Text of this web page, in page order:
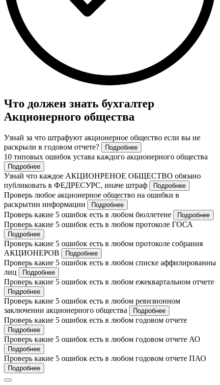
Что должен знать бухгалтер
Акционерного общества
Узнай за что штрафуют акционерное общество если вы не
раскрыли в годовом отчете?
Подробнее
10 типовых ошибок устава каждого акционерного общества
Подробнее
Узнай что каждое АКЦИОНРЕНОЕ ОБЩЕСТВО обязано
публиковать в ФЕДРЕСУРС, иначе штраф
Подробнее
Проверь любое акционерное общество на ошибки в
раскрытии информации
Подробнее
Проверь какие 5 ошибок есть в любом бюллетене Подробнее
Проверь какие 5 ошибок есть в любом протоколе ГОСА
Подробнее
Проверь какие 5 ошибок есть в любом протоколе собрания
АКЦИОНЕРОВ
Подробнее
Проверь какие 5 ошибок есть в любом списке аффилированны
лиц
Подробнее
Проверь какие 5 ошибок есть в любом ежеквартальном отчете
Подробнее
Проверь какие 5 ошибок есть в любом ревизионном
заключении акционерного общества
Подробнее
Проверь какие 5 ошибок есть в любом годовом отчете
Подробнее
Проверь какие 5 ошибок есть в любом годовом отчете АО
Подробнее
Проверь какие 5 ошибок есть в любом годовом отчете ПАО
Подробнее